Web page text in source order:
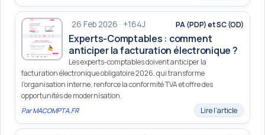
26 Feb 2026 · +164J PA (PDP) et SC (OD)
Experts-Comptables : comment
anticiper la facturation électronique ?
Les experts-comptables doivent anticiper la
facturation électronique obligatoire 2026, qui transforme
l'organisation interne, renforce la conformité TVA et offre des
opportunités de modernisation.
ParMACOMPTA.FR Lire l’article